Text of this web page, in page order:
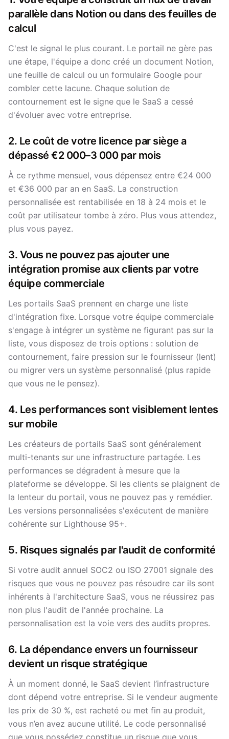
parallèle dans Notion ou dans des feuilles de
calcul
C'est le signal le plus courant. Le portail ne gère pas
une étape, l'équipe a donc créé un document Notion,
une feuille de calcul ou un formulaire Google pour
combler cette lacune. Chaque solution de
contournement est le signe que le SaaS a cessé
d'évoluer avec votre entreprise.
2. Le coût de votre licence par siège a
dépassé €2 000–3 000 par mois
À ce rythme mensuel, vous dépensez entre €24 000
et €36 000 par an en SaaS. La construction
personnalisée est rentabilisée en 18 à 24 mois et le
coût par utilisateur tombe à zéro. Plus vous attendez,
plus vous payez.
3. Vous ne pouvez pas ajouter une
intégration promise aux clients par votre
équipe commerciale
Les portails SaaS prennent en charge une liste
d'intégration fixe. Lorsque votre équipe commerciale
s'engage à intégrer un système ne figurant pas sur la
liste, vous disposez de trois options : solution de
contournement, faire pression sur le fournisseur (lent)
ou migrer vers un système personnalisé (plus rapide
que vous ne le pensez).
4. Les performances sont visiblement lentes
sur mobile
Les créateurs de portails SaaS sont généralement
multi-tenants sur une infrastructure partagée. Les
performances se dégradent à mesure que la
plateforme se développe. Si les clients se plaignent de
la lenteur du portail, vous ne pouvez pas y remédier.
Les versions personnalisées s'exécutent de manière
cohérente sur Lighthouse 95+.
5. Risques signalés par l'audit de conformité
Si votre audit annuel SOC2 ou ISO 27001 signale des
risques que vous ne pouvez pas résoudre car ils sont
inhérents à l'architecture SaaS, vous ne réussirez pas
non plus l'audit de l'année prochaine. La
personnalisation est la voie vers des audits propres.
6. La dépendance envers un fournisseur
devient un risque stratégique
À un moment donné, le SaaS devient l’infrastructure
dont dépend votre entreprise. Si le vendeur augmente
les prix de 30 %, est racheté ou met fin au produit,
vous n’en avez aucune utilité. Le code personnalisé
que vous possédez constitue un risque que vous